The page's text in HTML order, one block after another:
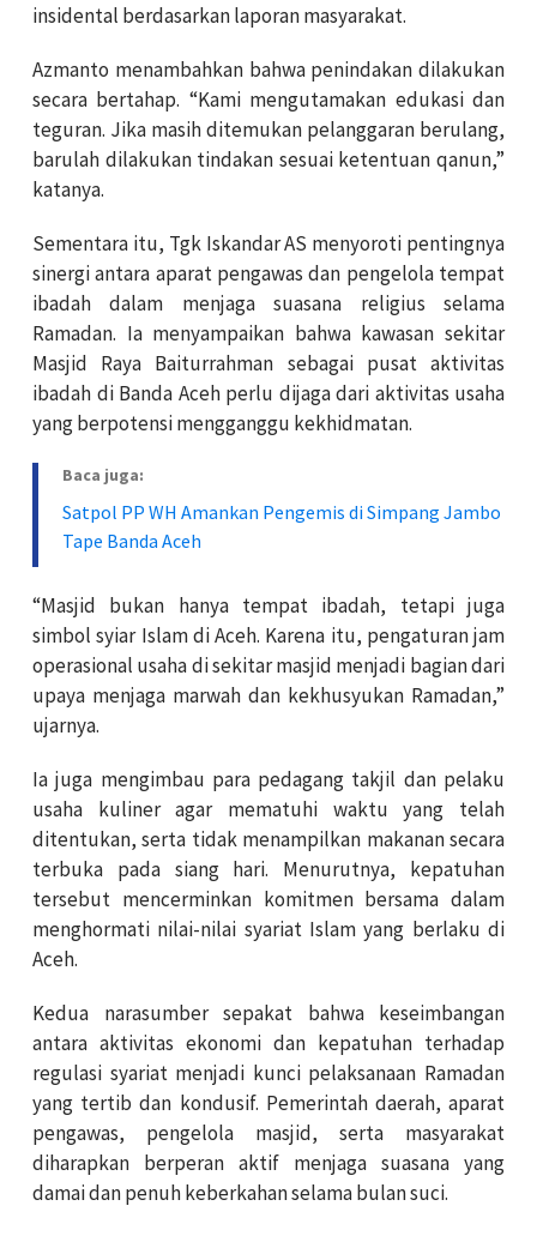
insidental berdasarkan laporan masyarakat.
Azmanto menambahkan bahwa penindakan dilakukan
secara bertahap. “Kami mengutamakan edukasi dan
teguran. Jika masih ditemukan pelanggaran berulang,
barulah dilakukan tindakan sesuai ketentuan qanun,”
katanya.
Sementara itu, Tgk Iskandar AS menyoroti pentingnya
sinergi antara aparat pengawas dan pengelola tempat
ibadah dalam menjaga suasana religius selama
Ramadan. Ia menyampaikan bahwa kawasan sekitar
Masjid Raya Baiturrahman sebagai pusat aktivitas
ibadah di Banda Aceh perlu dijaga dari aktivitas usaha
yang berpotensi mengganggu kekhidmatan.
Baca juga:
Satpol PP WH Amankan Pengemis di Simpang Jambo
Tape Banda Aceh
“Masjid bukan hanya tempat ibadah, tetapi juga
simbol syiar Islam di Aceh. Karena itu, pengaturan jam
operasional usaha di sekitar masjid menjadi bagian dari
upaya menjaga marwah dan kekhusyukan Ramadan,”
ujarnya.
Ia juga mengimbau para pedagang takjil dan pelaku
usaha kuliner agar mematuhi waktu yang telah
ditentukan, serta tidak menampilkan makanan secara
terbuka pada siang hari. Menurutnya, kepatuhan
tersebut mencerminkan komitmen bersama dalam
menghormati nilai-nilai syariat Islam yang berlaku di
Aceh.
Kedua narasumber sepakat bahwa keseimbangan
antara aktivitas ekonomi dan kepatuhan terhadap
regulasi syariat menjadi kunci pelaksanaan Ramadan
yang tertib dan kondusif. Pemerintah daerah, aparat
pengawas, pengelola masjid, serta masyarakat
diharapkan berperan aktif menjaga suasana yang
damai dan penuh keberkahan selama bulan suci.